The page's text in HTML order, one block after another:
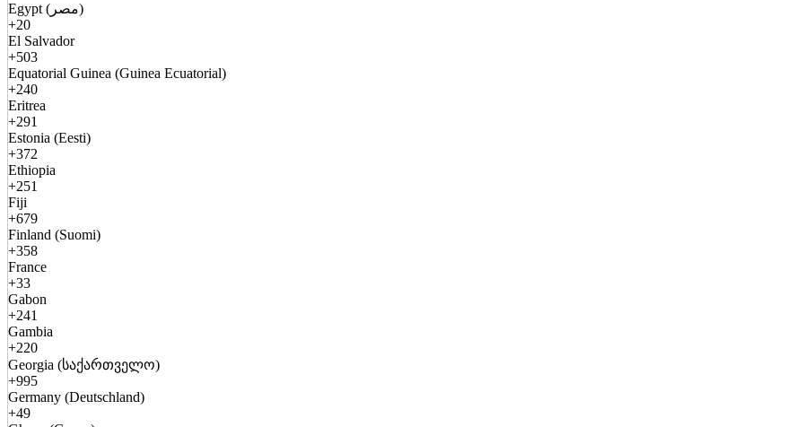
Egypt (مصر)
+20
El Salvador
+503
Equatorial Guinea (Guinea Ecuatorial)
+240
Eritrea
+291
Estonia (Eesti)
+372
Ethiopia
+251
Fiji
+679
Finland (Suomi)
+358
France
+33
Gabon
+241
Gambia
+220
Georgia (საქართველო)
+995
Germany (Deutschland)
+49